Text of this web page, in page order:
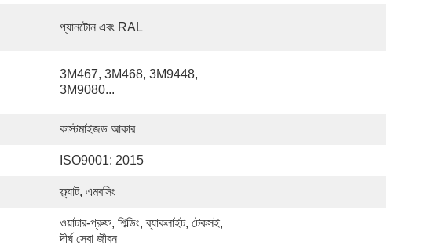
প্যানটোন এবং RAL
3M467, 3M468, 3M9448,
3M9080...
কাস্টমাইজড আকার
ISO9001: 2015
ফ্ল্যাট, এমবসিং
ওয়াটার-প্রুফ, শিল্ডিং, ব্যাকলাইট, টেকসই,
দীর্ঘ সেবা জীবন